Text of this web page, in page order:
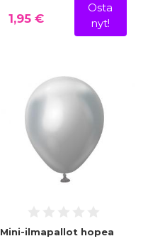
1,95 €
Osta
nyt!
Mini-ilmapallot hopea